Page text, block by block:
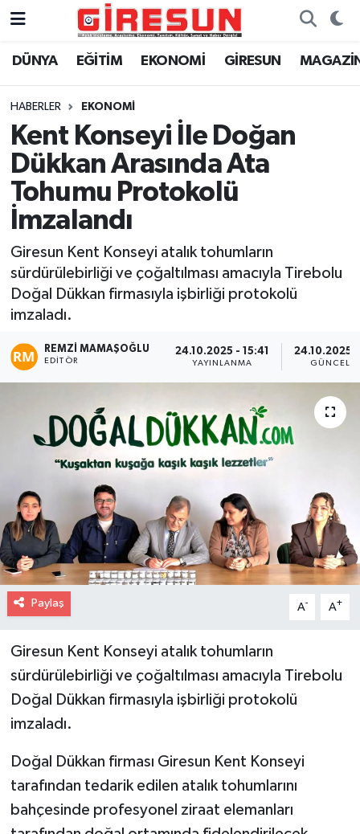
DÜNYA EĞİTİM EKONOMİ GİRESUN
HABERLER EKONOMİ
Kent Konseyi İle Doğan
Dükkan Arasında Ata
Tohumu Protokolü
İmzalandı
Giresun Kent Konseyi atalık tohumların
sürdürülebirliği ve çoğaltılması amacıyla Tirebolu
Doğal Dükkan firmasıyla işbirliği protokolü
imzaladı.
REMZI MAMAŞOĞLU
EDITÖR
24.10.2025 - 15:41
YAYINLANMA
24.10.2025
Paylaş A- A+
Giresun Kent Konseyi atalık tohumların
sürdürülebirliği ve çoğaltılması amacıyla Tirebolu
Doğal Dükkan firmasıyla işbirliği protokolü
imzaladı.
Doğal Dükkan firması Giresun Kent Konseyi
tarafından tedarik edilen atalık tohumlarını
bahçesinde profesyonel ziraat elemanları
Hava Durumu
Trafik Durumu
Süper Lig Puan Durumu ve Fikstür
Tüm Manşetler
Son Dakika Haberleri
Haber Arşivi